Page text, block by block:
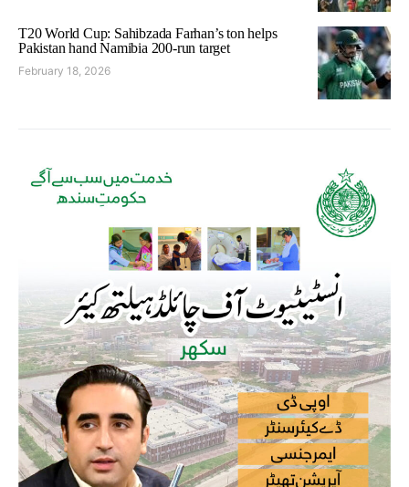
T20 World Cup: Sahibzada Farhan’s ton helps
Pakistan hand Namibia 200-run target
February 18, 2026